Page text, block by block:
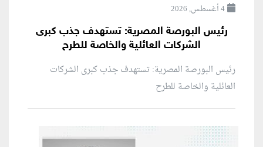
4 أغسطس, 2026
رئيس البورصة المصرية: تستهدف جذب كبرى
الشركات العائلية والخاصة للطرح
رئيس البورصة المصرية: تستهدف جذب كبرى الشركات
العائلية والخاصة للطرح